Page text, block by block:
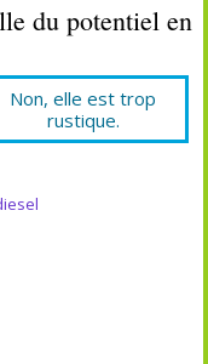
du potentiel en
Non, elle est trop
rustique.